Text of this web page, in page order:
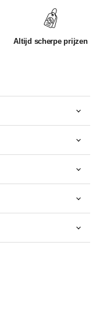
Altijd scherpe prijzen